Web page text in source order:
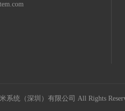
系统（深圳）有限公司 All Rights